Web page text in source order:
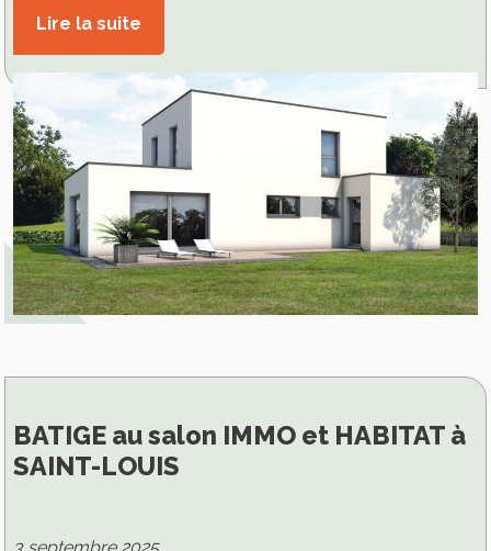
Lire la suite
BATIGE au salon IMMO et HABITAT à
SAINT-LOUIS